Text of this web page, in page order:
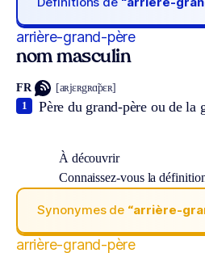
arrière-grand-père
nom masculin
FR [aʀjɛʀgʀɑ̃pɛʀ]
Père du grand-père ou de la
1
À découvrir
Connaissez-vous la
Synonymes de “arrière-
arrière-grand-père